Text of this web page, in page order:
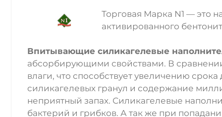
Торговая Марка N1 — это
активированного
Впитывающие силикагелевые
абсорбирующими свойствами. В
влаги, что способствует увеличению
силикагелевых гранул и содержание
неприятный запах. Силикагелевые
бактерий и грибков. А так же при